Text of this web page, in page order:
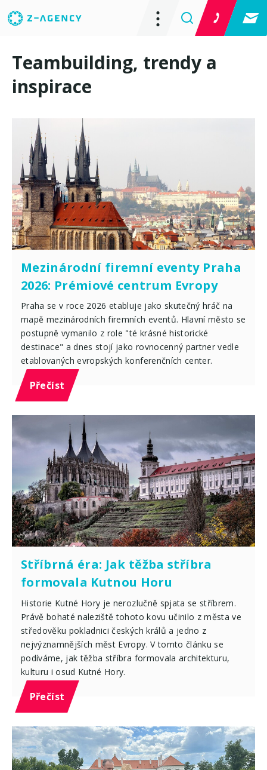
Teambuilding, trendy a
inspirace
Mezinárodní firemní eventy Praha
2026: Prémiové centrum Evropy
Praha se v roce 2026 etabluje jako skutečný hráč na
mapě mezinárodních firemních eventů. Hlavní město se
postupně vymanilo z role "té krásné historické
destinace" a dnes stojí jako rovnocenný partner vedle
etablovaných evropských konferenčních center.
Přečíst
Stříbrná éra: Jak těžba stříbra
formovala Kutnou Horu
Historie Kutné Hory je nerozlučně spjata se stříbrem.
Právě bohaté naleziště tohoto kovu učinilo z města ve
středověku pokladnici českých králů a jedno z
nejvýznamnějších měst Evropy. V tomto článku se
podíváme, jak těžba stříbra formovala architekturu,
kulturu i osud Kutné Hory.
Přečíst